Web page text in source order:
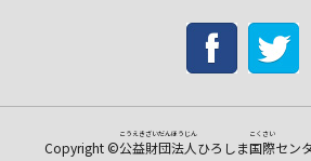
りゅうがくせいしえん
べんり
Copyright ©公益財団法人ひろしま国際セン